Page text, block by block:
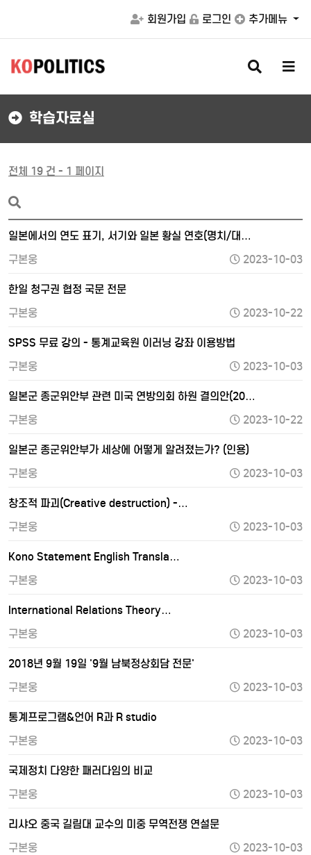
회원가입 로그인 추가메뉴
검
색
버
메
버
학습자료실
전체 19 건 - 1 페이지
일본에서의 연도 표기, 서기와 일본 황실 연호(명치/대…
구본웅
2023-10-03
한일 청구권 협정 국문 전문
구본웅
2023-10-22
SPSS 무료 강의 - 통계교육원 이러닝 강좌 이용방법
구본웅
2023-10-03
일본군 종군위안부 관련 미국 연방의회 하원 결의안(20…
구본웅
2023-10-22
일본군 종군위안부가 세상에 어떻게 알려졌는가? (인용)
구본웅
2023-10-03
창조적 파괴(Creative destruction) -…
구본웅
2023-10-03
Kono Statement English Transla…
구본웅
2023-10-03
International Relations Theory…
구본웅
2023-10-03
2018년 9월 19일 '9월 남북정상회담 전문'
구본웅
2023-10-03
통계프로그램&언어 R과 R studio
구본웅
2023-10-03
국제정치 다양한 패러다임의 비교
구본웅
2023-10-03
리샤오 중국 길림대 교수의 미중 무역전쟁 연설문
구본웅
2023-10-03